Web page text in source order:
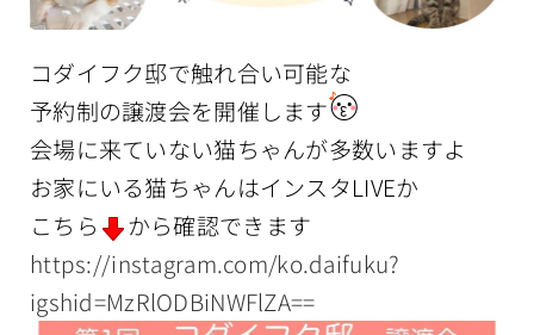
コダイフク邸で触れ合い可能な
予約制の譲渡会を開催します
会場に来ていない猫ちゃんが多数いますよ
お家にいる猫ちゃんはインスタLIVEか
こちら
から確認できます
https://instagram.com/ko.daifuku?
igshid=MzRlODBiNWFlZA==